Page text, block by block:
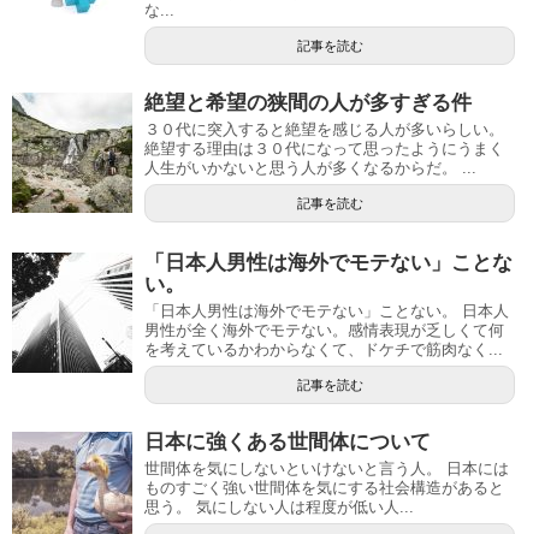
な...
記事を読む
絶望と希望の狭間の人が多すぎる件
３０代に突入すると絶望を感じる人が多いらしい。
絶望する理由は３０代になって思ったようにうまく
人生がいかないと思う人が多くなるからだ。 ...
記事を読む
「日本人男性は海外でモテない」ことな
い。
「日本人男性は海外でモテない」ことない。 日本人
男性が全く海外でモテない。感情表現が乏しくて何
を考えているかわからなくて、ドケチで筋肉なく...
記事を読む
日本に強くある世間体について
世間体を気にしないといけないと言う人。 日本には
ものすごく強い世間体を気にする社会構造があると
思う。 気にしない人は程度が低い人...